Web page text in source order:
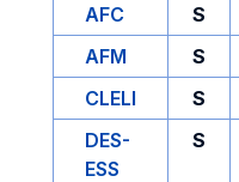
AFC
S
AFM
S
CLELI
S
DES-
ESS
S